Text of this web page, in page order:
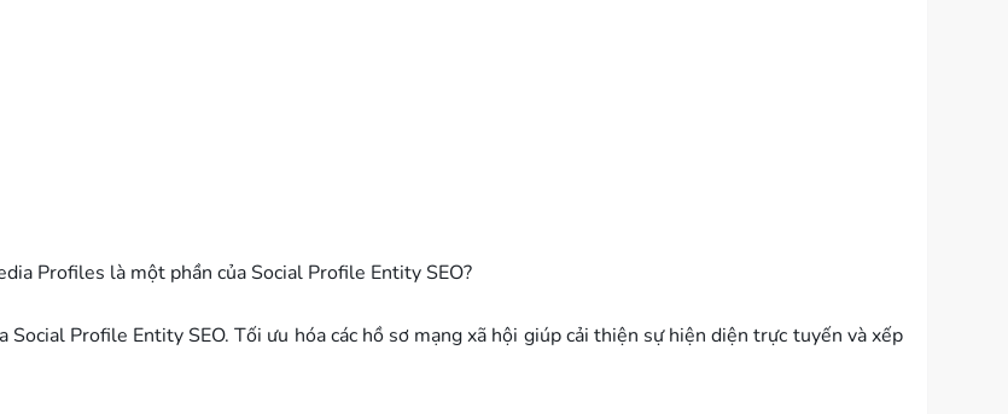
Profiles là một phần của Social Profile Entity SEO?
Profile Entity SEO. Tối ưu hóa các hồ sơ mạng xã hội giúp cải thiện sự hiện diện trực tuyến và xếp